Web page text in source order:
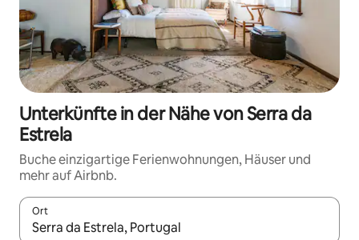
Unterkünfte in der Nähe von Serra da
Estrela
Buche einzigartige Ferienwohnungen, Häuser und
mehr auf Airbnb.
Ort
Wenn Ergebnisse verfügbar sind, navigiere mit den